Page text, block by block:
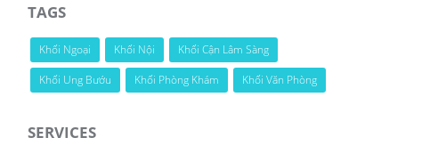
TAGS
Khối Ngoại Khối Nội
Khối Cận Lâm Sàng
Khối Ung Bướu
Khối Phòng Khám Khối Văn Phòng
SERVICES